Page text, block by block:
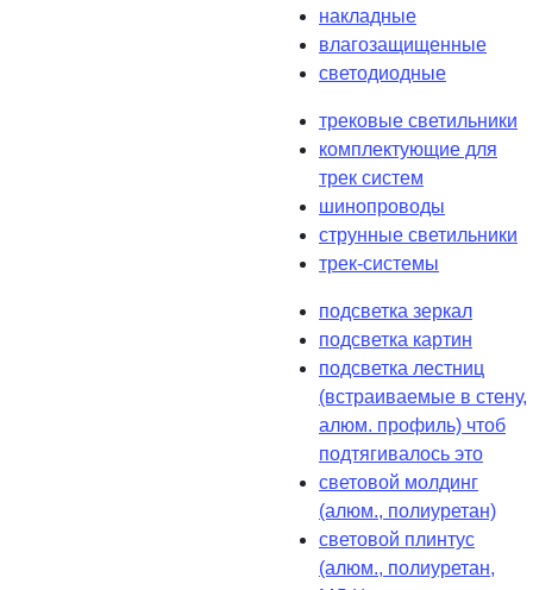
накладные
влагозащищенные
светодиодные
трековые светильники
комплектующие для
трек систем
шинопроводы
струнные светильники
трек-системы
подсветка зеркал
подсветка картин
подсветка лестниц
(встраиваемые в стену,
алюм. профиль) чтоб
подтягивалось это
световой молдинг
(алюм., полиуретан)
световой плинтус
(алюм., полиуретан,